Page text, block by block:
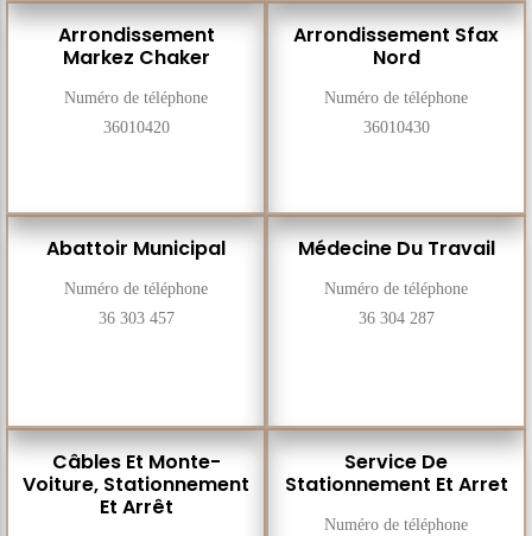
Arrondissement Sfax
Nord
Numéro de téléphone
36010430
Arrondissement
Markez Chaker
Numéro de téléphone
36010420
Médecine Du Travail
Numéro de téléphone
36 304 287
Abattoir Municipal
Numéro de téléphone
36 303 457
Service De
Stationnement Et Arret
Numéro de téléphone
Câbles Et Monte-
Voiture, Stationnement
Et Arrêt